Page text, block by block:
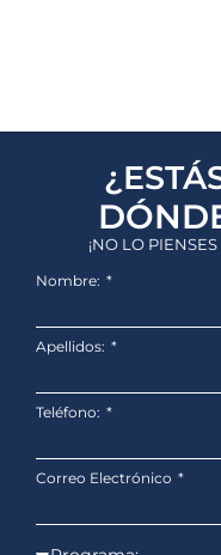
¡NO LO PIENSES
Nombre:
Apellidos:
Teléfono:
Correo Electrónico